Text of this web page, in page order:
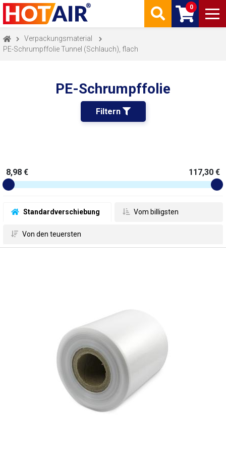
0
Verpackungsmaterial
PE-Schrumpffolie Tunnel (Schlauch), flach
PE-Schrumpffolie
Filtern
Standardverschiebung Vom billigsten
Von den teuersten
8,98 € 117,30 €